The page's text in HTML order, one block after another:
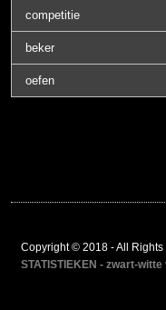
competitie
beker
oefen
Copyright © 2018 - All Rights
STATISTIEKEN - zwart-